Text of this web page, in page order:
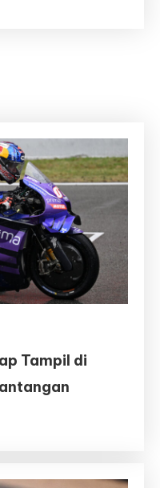
Tampil di